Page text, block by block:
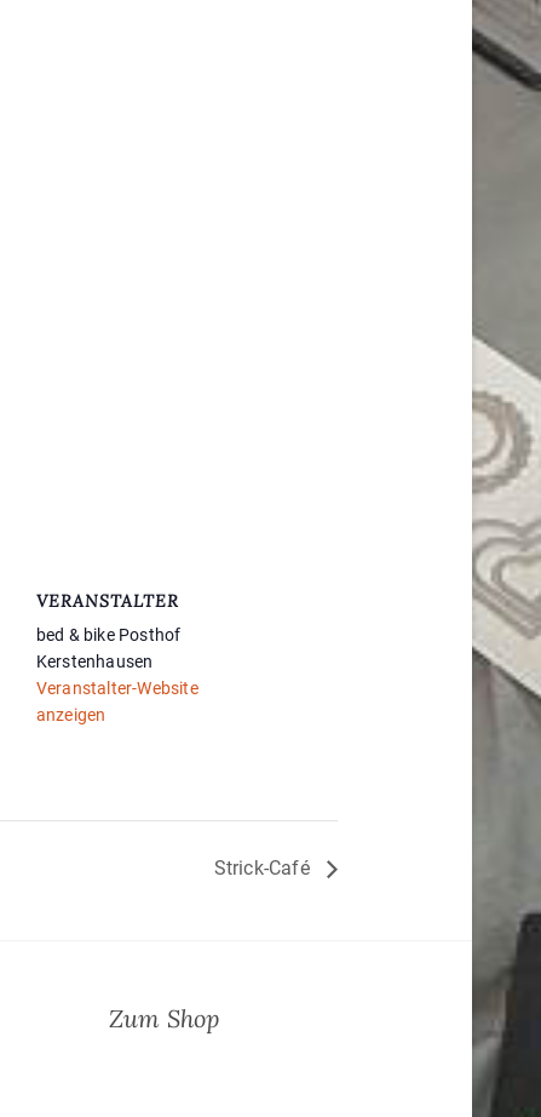
VERANSTALTER
bed & bike Posthof
Kerstenhausen
Veranstalter-Website
anzeigen
Strick-Café
Zum Shop